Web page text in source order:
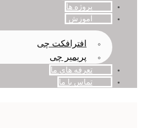
پروژه ها
آموزش
افترافکت چی
پریمیر چی
تعرفه های ما
تماس با ما